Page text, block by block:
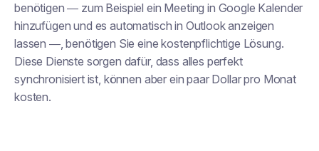
benötigen — zum Beispiel ein Meeting in Google Kalender
hinzufügen und es automatisch in Outlook anzeigen
lassen —, benötigen Sie eine kostenpflichtige Lösung.
Diese Dienste sorgen dafür, dass alles perfekt
synchronisiert ist, können aber ein paar Dollar pro Monat
kosten.